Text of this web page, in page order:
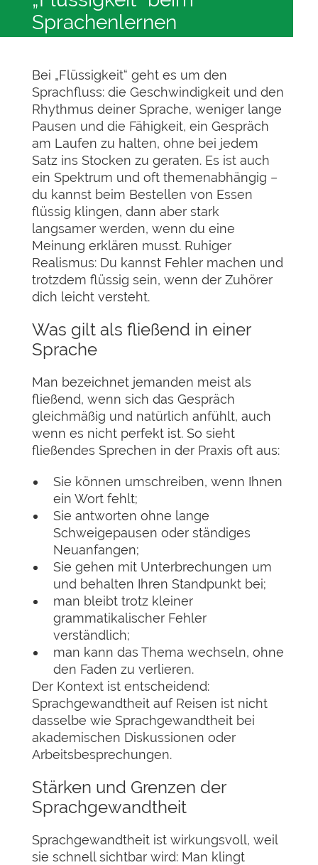
Sprachenlernen
Bei „Flüssigkeit“ geht es um den
Sprachfluss: die Geschwindigkeit und den
Rhythmus deiner Sprache, weniger lange
Pausen und die Fähigkeit, ein Gespräch
am Laufen zu halten, ohne bei jedem
Satz ins Stocken zu geraten. Es ist auch
ein Spektrum und oft themenabhängig –
du kannst beim Bestellen von Essen
flüssig klingen, dann aber stark
langsamer werden, wenn du eine
Meinung erklären musst. Ruhiger
Realismus: Du kannst Fehler machen und
trotzdem flüssig sein, wenn der Zuhörer
dich leicht versteht.
Was gilt als fließend in einer
Sprache
Man bezeichnet jemanden meist als
fließend, wenn sich das Gespräch
gleichmäßig und natürlich anfühlt, auch
wenn es nicht perfekt ist. So sieht
fließendes Sprechen in der Praxis oft aus:
Sie können umschreiben, wenn Ihnen
ein Wort fehlt;
Sie antworten ohne lange
Schweigepausen oder ständiges
Neuanfangen;
Sie gehen mit Unterbrechungen um
und behalten Ihren Standpunkt bei;
man bleibt trotz kleiner
grammatikalischer Fehler
verständlich;
man kann das Thema wechseln, ohne
den Faden zu verlieren.
Der Kontext ist entscheidend:
Sprachgewandtheit auf Reisen ist nicht
dasselbe wie Sprachgewandtheit bei
akademischen Diskussionen oder
Arbeitsbesprechungen.
Stärken und Grenzen der
Sprachgewandtheit
Sprachgewandtheit ist wirkungsvoll, weil
sie schnell sichtbar wird: Man klingt